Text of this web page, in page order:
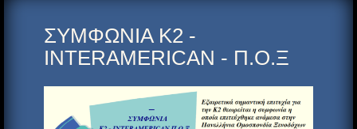
ΣΥΜΦΩΝΙΑ Κ2 -
INTERAMERICAN - Π.Ο.Ξ